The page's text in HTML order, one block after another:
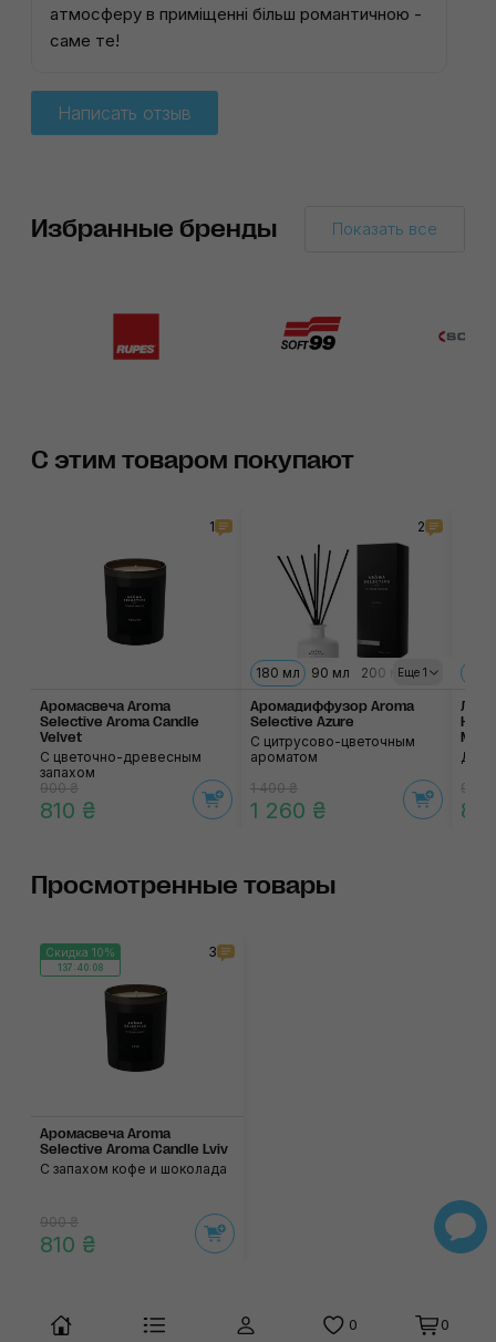
атмосферу в приміщенні більш романтичною -
саме те!
Написать отзыв
Избранные бренды Показать все
С этим товаром покупают
1
Аромасвеча Aroma
Selective Aroma Candle
Velvet
С цветочно-древесным
запахом
900 ₴
810 ₴
2
Еще 1
180 мл 90 мл 200 мл
Аромадиффузор Aroma
Selective Azure
С цитрусово-цветочным
ароматом
1 400 ₴
1 260 ₴
Musk
Для
900
Просмотренные товары
Скидка 10%
137:40:07
3
Аромасвеча Aroma
Selective Aroma Candle Lviv
С запахом кофе и шоколада
900 ₴
810 ₴
0 0